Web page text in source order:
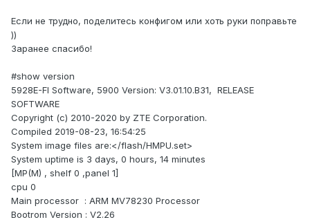
Если не трудно, поделитесь конфигом или хоть руки поправьте
))
Заранее спасибо!
#show version
5928E-FI Software, 5900 Version: V3.01.10.B31, RELEASE
SOFTWARE
Copyright (c) 2010-2020 by ZTE Corporation.
Compiled 2019-08-23, 16:54:25
System image files are:</flash/HMPU.set>
System uptime is 3 days, 0 hours, 14 minutes
[MP(M) , shelf 0 ,panel 1]
cpu 0
Main processor : ARM MV78230 Processor
Bootrom Version : V2.26